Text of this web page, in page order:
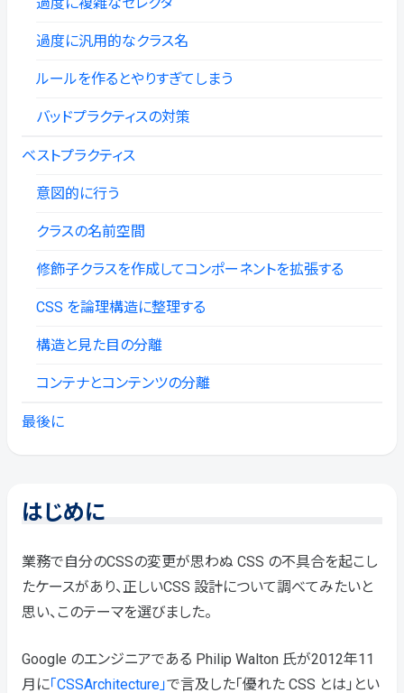
過度に汎用的なクラス名
ルールを作るとやりすぎてしまう
バッドプラクティスの対策
ベストプラクティス
意図的に行う
クラスの名前空間
修飾子クラスを作成してコンポーネントを拡張する
CSS を論理構造に整理する
構造と見た目の分離
コンテナとコンテンツの分離
最後に
はじめに
業務で自分のCSSの変更が思わぬ CSS の不具合を起こし
たケースがあり、正しいCSS 設計について調べてみたいと
思い、このテーマを選びました。
Google のエンジニアである Philip Walton 氏が2012年11
月に「CSSArchitecture」で言及した「優れた CSS とは」とい